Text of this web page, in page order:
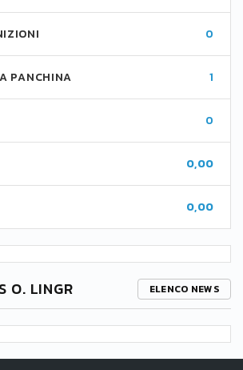
0
PANCHINA 1
0
0,00
0,00
O. LINGR ELENCO NEWS